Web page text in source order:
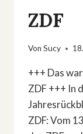
ZDF
Von Sucy
+++ Das
ZDF +++ In
ZDF: Vom